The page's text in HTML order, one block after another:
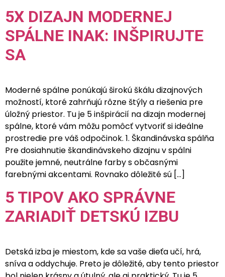
5X DIZAJN MODERNEJ
SPÁLNE INAK: INŠPIRUJTE
SA
Moderné spálne ponúkajú širokú škálu dizajnových
možností, ktoré zahrňujú rôzne štýly a riešenia pre
úložný priestor. Tu je 5 inšpirácií na dizajn modernej
spálne, ktoré vám môžu pomôcť vytvoriť si ideálne
prostredie pre váš odpočinok. 1. Škandinávska spálňa
Pre dosiahnutie škandinávskeho dizajnu v spálni
použite jemné, neutrálne farby s občasnými
farebnými akcentami. Rovnako dôležité sú […]
5 TIPOV AKO SPRÁVNE
ZARIADIŤ DETSKÚ IZBU
Detská izba je miestom, kde sa vaše dieťa učí, hrá,
sníva a oddychuje. Preto je dôležité, aby tento priestor